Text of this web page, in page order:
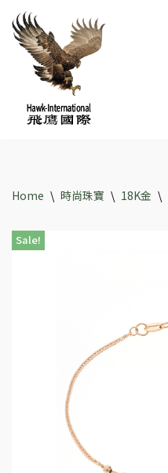
Skip
content
Home \ 時尚珠寶 \ 18K金 \
Sale!